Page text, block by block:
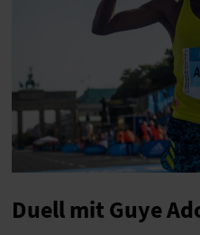
Duell mit Guye